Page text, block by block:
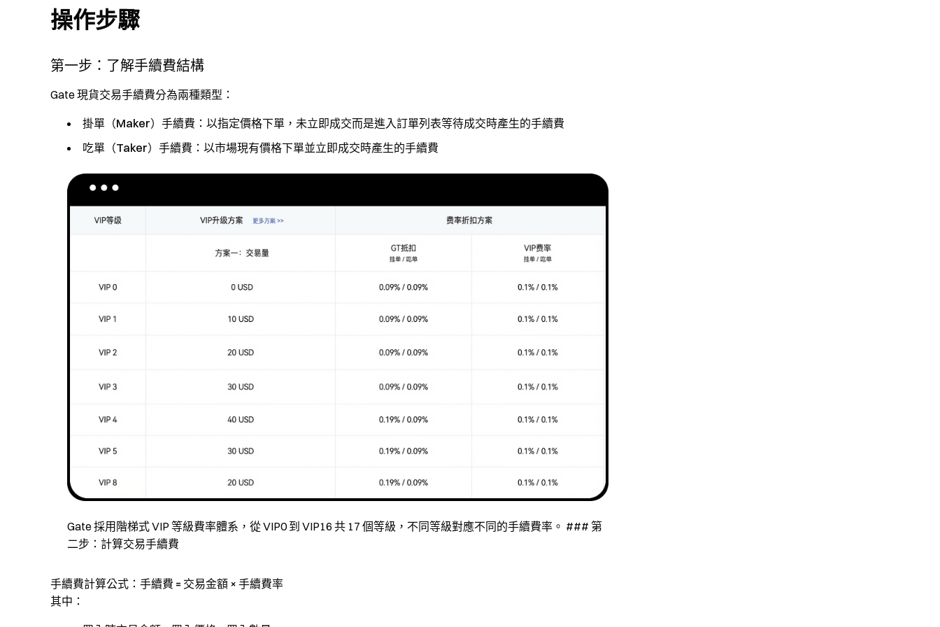
操作步驟
第一步：了解手續費結構
Gate 現貨交易手續費分為兩種類型：
掛單（Maker）手續費 ：以指定價格下單，未立即成交而是進入訂單列表等待成交時產生的手續費
吃單（Taker）手續費 ：以市場現有價格下單並立即成交時產生的手續費
Gate 採用階梯式 VIP 等級費率體系，從 VIP0 到 VIP16 共 17 個等級，不同等級對應不同的手續費率。 ### 第
二步：計算交易手續費
手續費計算公式： 手續費 = 交易金額 × 手續費率
其中：